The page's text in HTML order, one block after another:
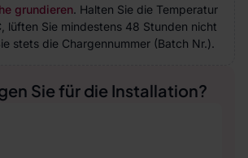
grundieren. Halten Sie die Temperatur
lüften Sie mindestens 48 Stunden nicht
stets die Chargennummer (Batch Nr.).
Sie für die Installation?